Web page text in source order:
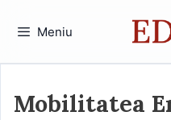
Meniu
Mobilitatea